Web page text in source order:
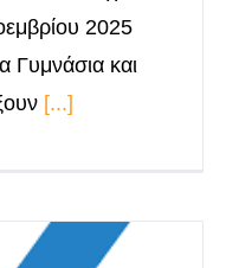
2025
Γυμνάσια και
[...]